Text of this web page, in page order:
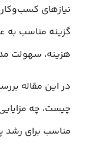
نیازهای
گزینه مناسب به
هزینه، سهولت
در این مقاله
چیست، چه
مناسب برای رشد